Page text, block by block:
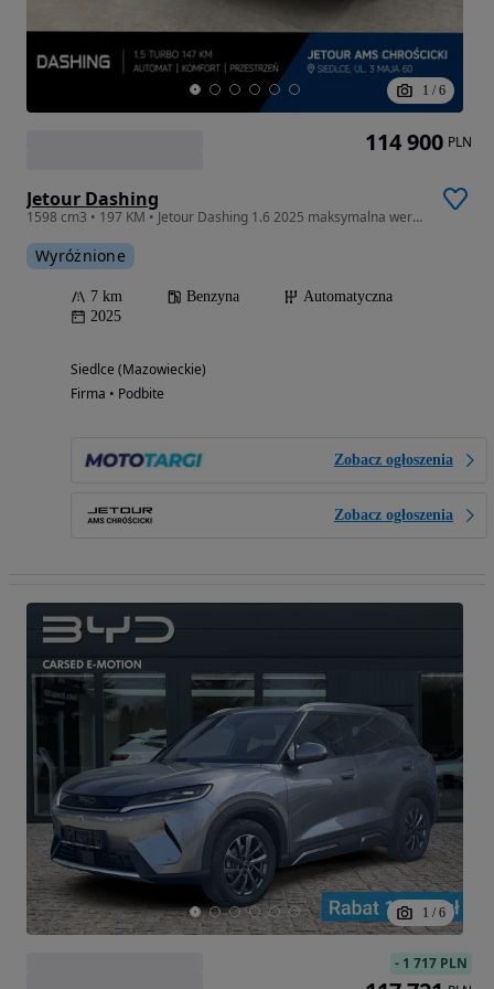
1 / 6
Jetour Dashing
1598 cm3 • 197 KM • Jetour Dashing 1.6 2025 maksymalna wersja, od ręki
Wyróżnione
7 km Benzyna
Automatyczna
2025
Siedlce (Mazowieckie)
Firma • Podbite
Zobacz ogłoszenia
Zobacz ogłoszenia
114 900 PLN
1 / 6
- 1 717 PLN